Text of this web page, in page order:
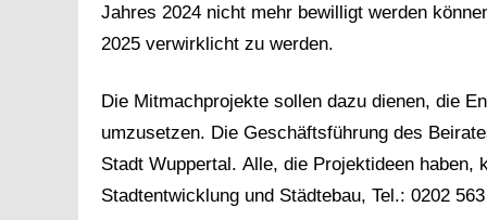
Jahres 2024 nicht mehr bewilligt werden
2025 verwirklicht zu werden.
Die Mitmachprojekte sollen dazu dienen, die
umzusetzen. Die Geschäftsführung des
Stadt Wuppertal. Alle, die Projektideen
Stadtentwicklung und Städtebau, Tel.: 0202